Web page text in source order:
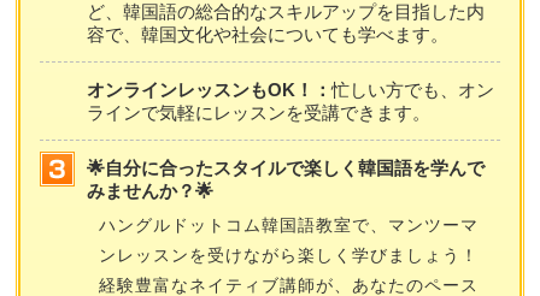
ど、韓国語の総合的なスキルアップを目指した内
容で、韓国文化や社会についても学べます。
オンラインレッスンもOK！：忙しい方でも、オン
ラインで気軽にレッスンを受講できます。
🌟自分に合ったスタイルで楽しく韓国語を学んで
みませんか？🌟
ハングルドットコム韓国語教室で、マンツーマ
ンレッスンを受けながら楽しく学びましょう！
経験豊富なネイティブ講師が、あなたのペース